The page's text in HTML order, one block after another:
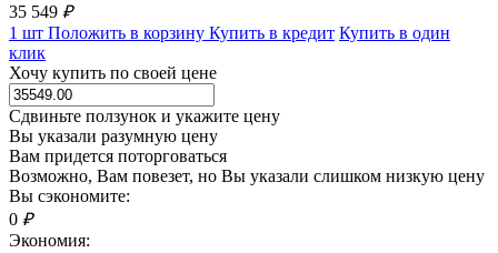
35 549 ₽
1 шт Положить в корзину Купить в кредит Купить в один
клик
Хочу купить по своей цене
Сдвиньте ползунок и укажите цену
Вы указали разумную цену
Вам придется поторговаться
Возможно, Вам повезет, но Вы указали слишком низкую цену
Вы сэкономите:
0 ₽
Экономия: